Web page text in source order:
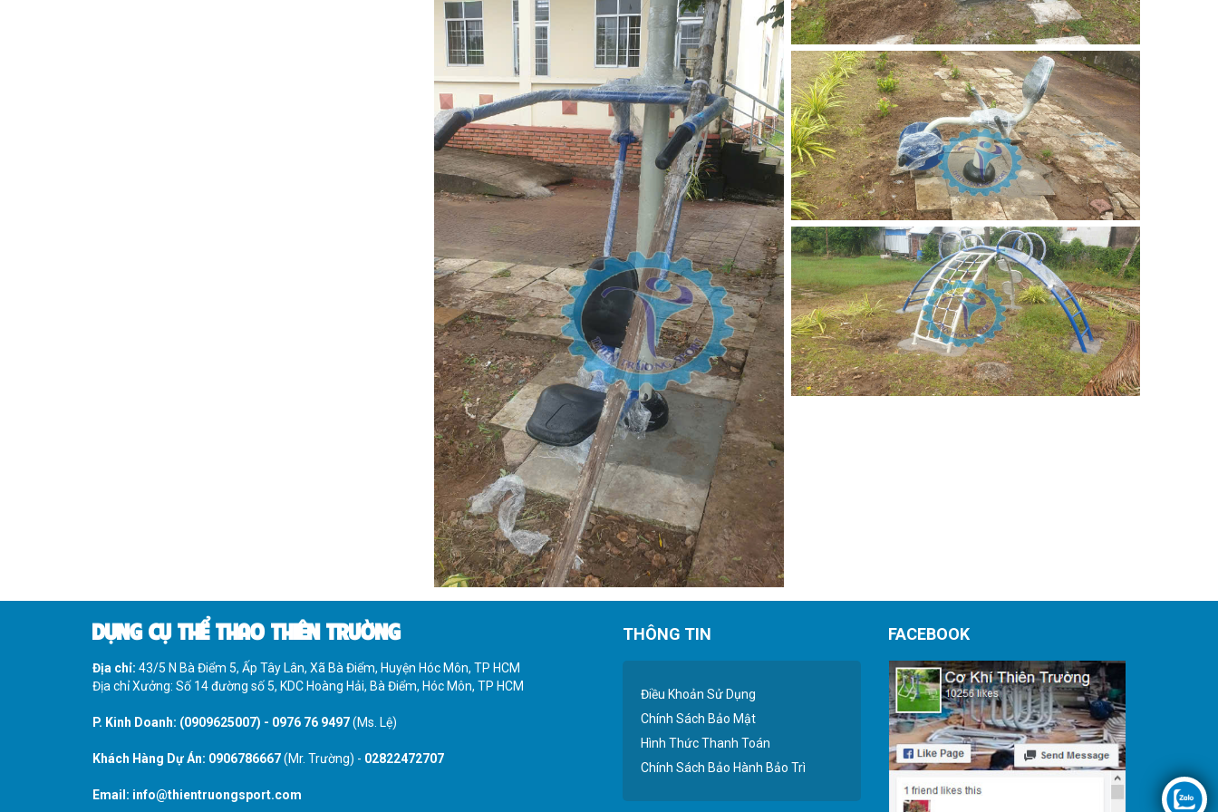
DỤNG CỤ THỂ THAO THIÊN TRƯỜNG
Địa chỉ: 43/5 N Bà Điểm 5, Ấp Tây Lân, Xã Bà Điểm, Huyện Hóc Môn, TP HCM
Địa chỉ Xưởng: Số 14 đường số 5, KDC Hoàng Hải, Bà Điểm, Hóc Môn, TP HCM
P. Kinh Doanh: (0909625007) - 0976 76 9497(Ms. Lệ)
Khách Hàng Dự Án: 0906786667(Mr. Trường) - 02822472707
Email: info@thientruongsport.com
THÔNG TIN
Điều Khoản Sử Dụng
Chính Sách Bảo Mật
Hình Thức Thanh Toán
Chính Sách Bảo Hành Bảo Trì
FACEBOOK